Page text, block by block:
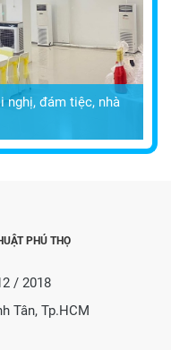
nghị, đám tiệc, nhà
PHÚ THỌ
/ 2018
Tân, Tp.HCM